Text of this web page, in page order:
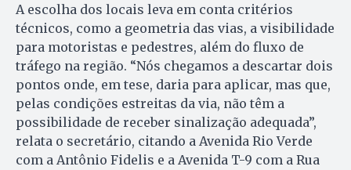
A escolha dos locais leva em conta critérios
técnicos, como a geometria das vias, a visibilidade
para motoristas e pedestres, além do fluxo de
tráfego na região. “Nós chegamos a descartar dois
pontos onde, em tese, daria para aplicar, mas que,
pelas condições estreitas da via, não têm a
possibilidade de receber sinalização adequada”,
relata o secretário, citando a Avenida Rio Verde
com a Antônio Fidelis e a Avenida T-9 com a Rua